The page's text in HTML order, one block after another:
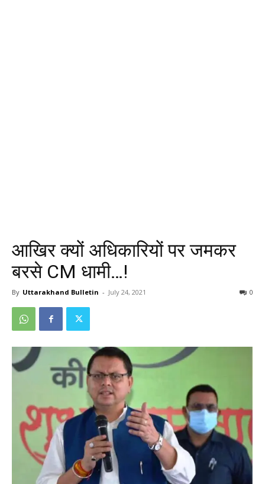
आखिर क्यों अधिकारियों पर जमकर
बरसे CM धामी…!
By Uttarakhand Bulletin - July 24, 2021 0